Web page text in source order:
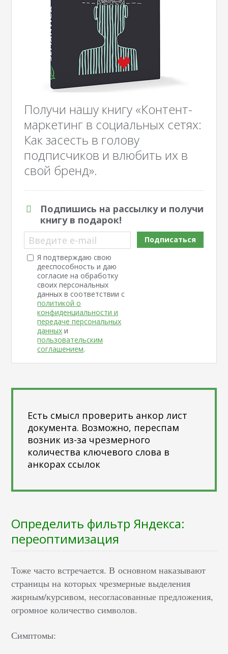
Получи нашу книгу «Контент-
маркетинг в социальных сетях:
Как засесть в голову
подписчиков и влюбить их в
свой бренд».
Подпишись на рассылку и получи
книгу в подарок!
Введите e-mail
Я подтверждаю свою
дееспособность и даю
согласие на обработку
своих персональных
данных в соответствии с
политикой о
конфиденциальности и
передаче персональных
данных и
пользовательским
соглашением.
Подписаться
Есть смысл проверить анкор лист
документа. Возможно, переспам
возник из-за чрезмерного
количества ключевого слова в
анкорах ссылок
Определить фильтр Яндекса:
переоптимизация
Тоже часто встречается. В основном наказывают
страницы на которых чрезмерные выделения
жирным/курсивом, несогласованные предложения,
огромное количество символов.
Симптомы: